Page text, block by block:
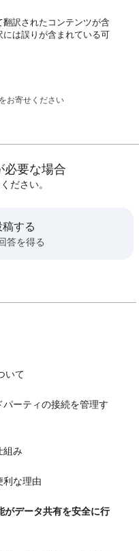
訳されたコンテンツが含
には誤りが含まれている可
お寄せください
必要な場合
ださい。
する
答を得る
いて
ーティの接続を管理す
組み
利な理由
がデータ共有を安全に行